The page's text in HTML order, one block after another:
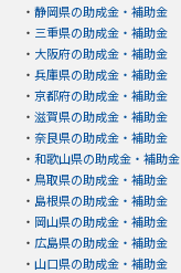
・ 静岡県の助成金・補助金
・ 三重県の助成金・補助金
・ 大阪府の助成金・補助金
・ 兵庫県の助成金・補助金
・ 京都府の助成金・補助金
・ 滋賀県の助成金・補助金
・ 奈良県の助成金・補助金
・ 和歌山県の助成金・補助金
・ 鳥取県の助成金・補助金
・ 島根県の助成金・補助金
・ 岡山県の助成金・補助金
・ 広島県の助成金・補助金
・ 山口県の助成金・補助金